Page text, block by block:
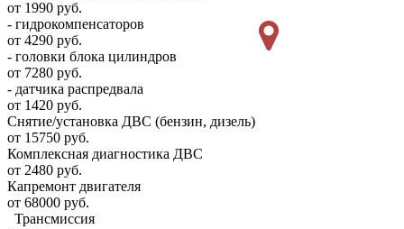
от 1990 руб.
- гидрокомпенсаторов
от 4290 руб.
- головки блока цилиндров
от 7280 руб.
- датчика распредвала
от 1420 руб.
Снятие/установка ДВС (бензин, дизель)
от 15750 руб.
Комплексная диагностика ДВС
от 2480 руб.
Капремонт двигателя
от 68000 руб.
Трансмиссия